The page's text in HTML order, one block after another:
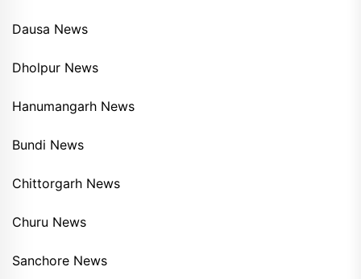
Dausa News
Dholpur News
Hanumangarh News
Bundi News
Chittorgarh News
Churu News
Sanchore News